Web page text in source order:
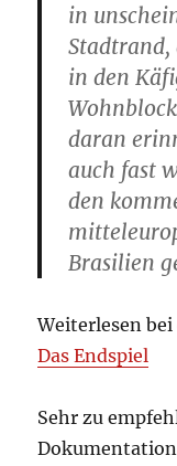
in
Stadtrand,
in den
daran
auch fast
den
Brasilien
Weiterlesen
Das Endspiel
Sehr zu